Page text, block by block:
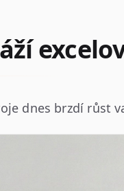
dnes brzdí růst